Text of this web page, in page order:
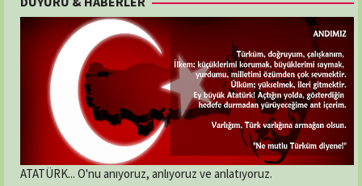
ATATÜRK... O'nu anıyoruz, anlıyoruz ve anlatıyoruz.